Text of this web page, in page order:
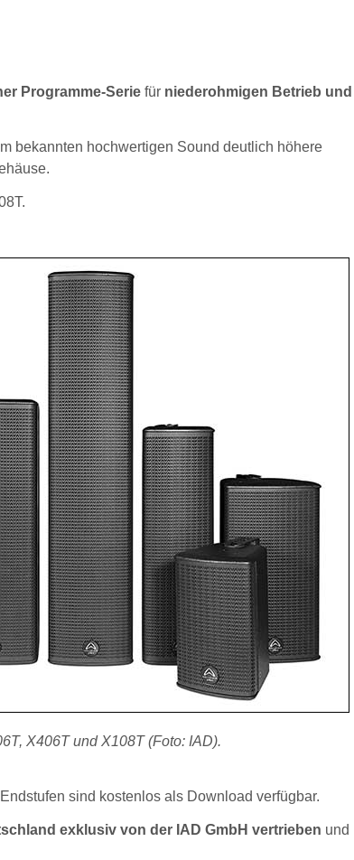
Programme-Serie für niederohmigen Betrieb und
bekannten hochwertigen Sound deutlich höhere
X406T und X108T (Foto: IAD).
sind kostenlos als Download verfügbar.
exklusiv von der IAD GmbH vertrieben und